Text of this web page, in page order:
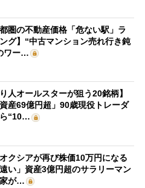
都圏の不動産価格「危ない駅」ラ
グ】“中古マンション売れ行き鈍
ワー…
り人オールスターが狙う20銘柄】
資産69億円超」90歳現役トレーダ
“10…
オクシアが再び株価10万円になる
い」資産3億円超のサラリーマン
が…